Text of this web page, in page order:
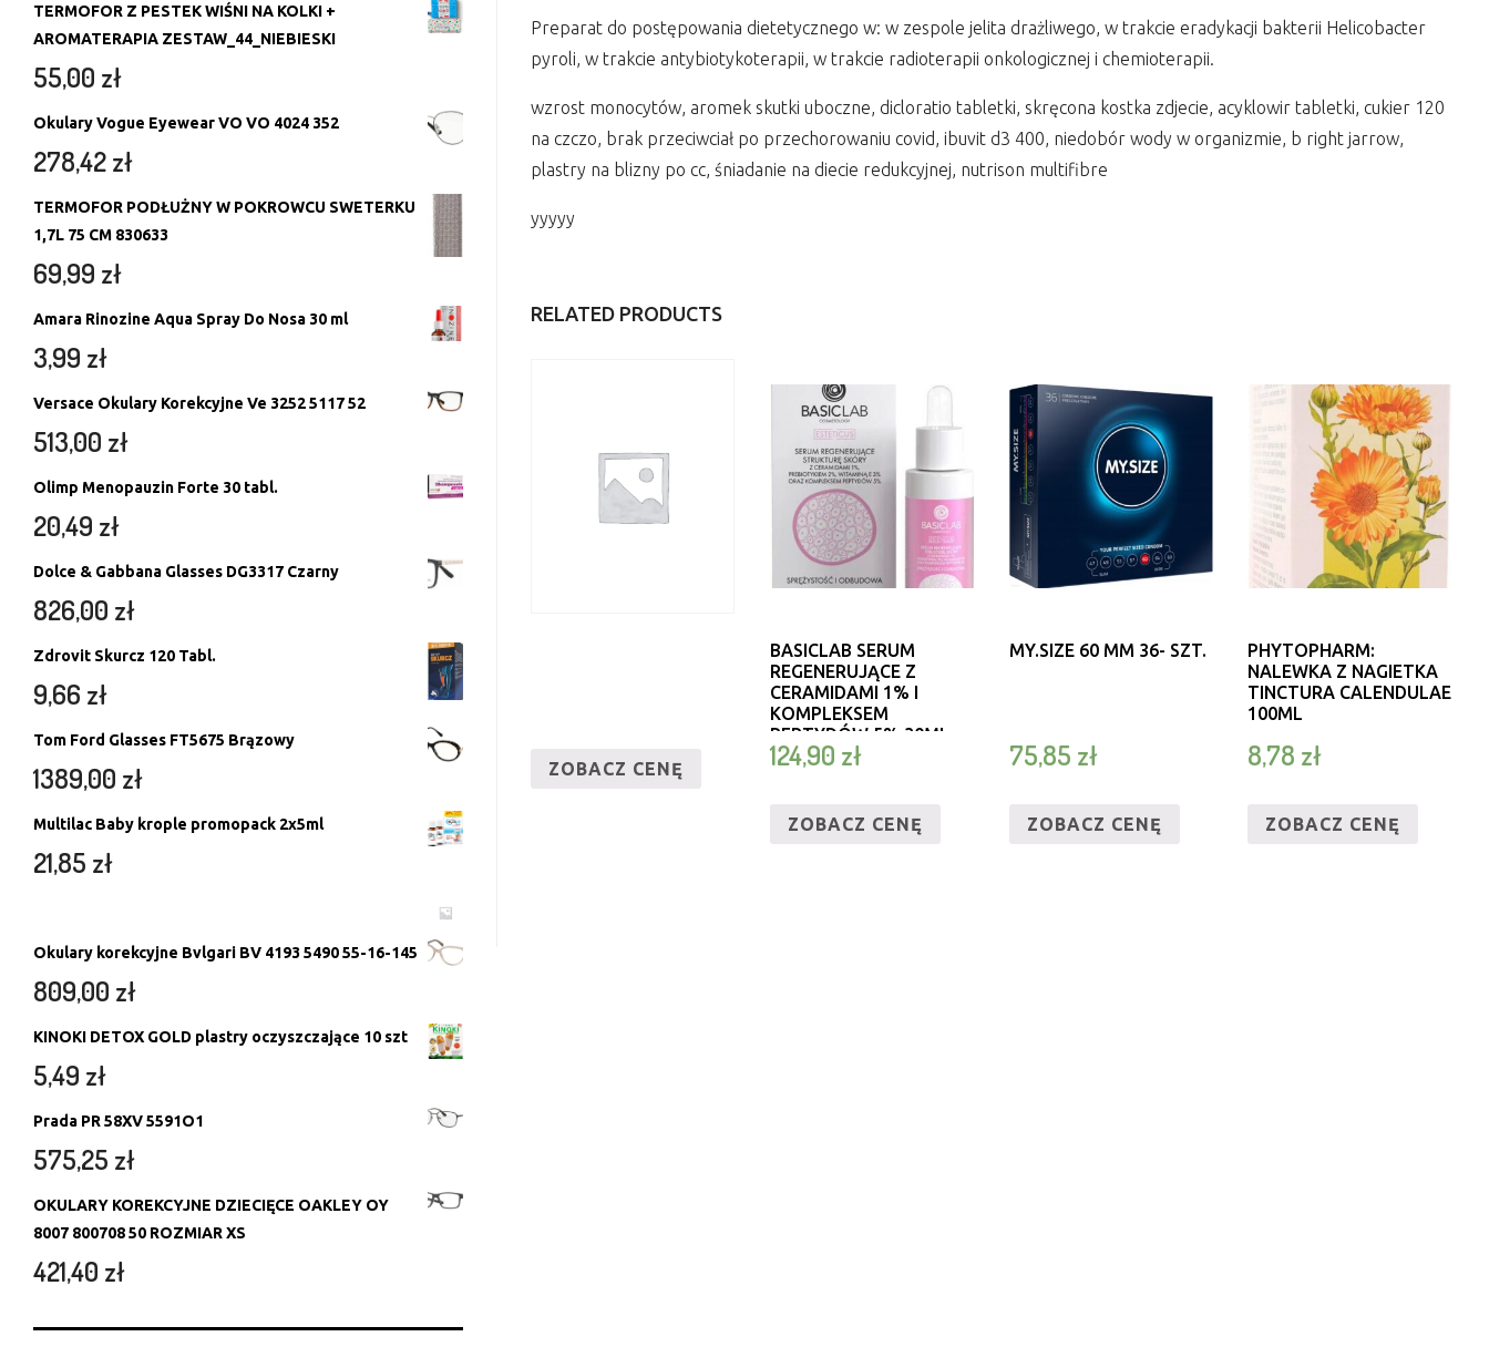
Preparat do postępowania dietetycznego w: w zespole jelita drażliwego, w trakcie eradykacji bakterii Helicobacter
pyroli, w trakcie antybiotykoterapii, w trakcie radioterapii onkologicznej i chemioterapii.
wzrost monocytów, aromek skutki uboczne, dicloratio tabletki, skręcona kostka zdjecie, acyklowir tabletki, cukier 120
na czczo, brak przeciwciał po przechorowaniu covid, ibuvit d3 400, niedobór wody w organizmie, b right jarrow,
plastry na blizny po cc, śniadanie na diecie redukcyjnej, nutrison multifibre
yyyyy
RELATED PRODUCTS
ZOBACZ CENĘ
BASICLAB SERUM
REGENERUJĄCE Z
CERAMIDAMI 1% I
KOMPLEKSEM
PEPTYDÓW 5% 30ML
124,90 zł
ZOBACZ CENĘ
MY.SIZE 60 MM 36- SZT.
75,85 zł
ZOBACZ CENĘ
PHYTOPHARM:
NALEWKA Z NAGIETKA
TINCTURA CALENDULAE
100ML
8,78 zł
ZOBACZ CENĘ
TERMOFOR Z PESTEK WIŚNI NA KOLKI +
AROMATERAPIA ZESTAW_44_NIEBIESKI
55,00 zł
Okulary Vogue Eyewear VO VO 4024 352
278,42zł
TERMOFOR PODŁUŻNY W POKROWCU SWETERKU
1,7L 75 CM 830633
69,99 zł
Amara Rinozine Aqua Spray Do Nosa 30 ml
3,99 zł
Versace Okulary Korekcyjne Ve 3252 5117 52
513,00 zł
Olimp Menopauzin Forte 30 tabl.
20,49 zł
Dolce & Gabbana Glasses DG3317 Czarny
826,00 zł
Zdrovit Skurcz 120 Tabl.
9,66 zł
Tom Ford Glasses FT5675 Brązowy
1389,00 zł
Multilac Baby krople promopack 2x5ml
21,85 zł
Okulary korekcyjne Bvlgari BV 4193 5490 55-16-145
809,00 zł
KINOKI DETOX GOLD plastry oczyszczające 10 szt
5,49 zł
Prada PR 58XV 5591O1
575,25 zł
OKULARY KOREKCYJNE DZIECIĘCE OAKLEY OY
8007 800708 50 ROZMIAR XS
421,40 zł